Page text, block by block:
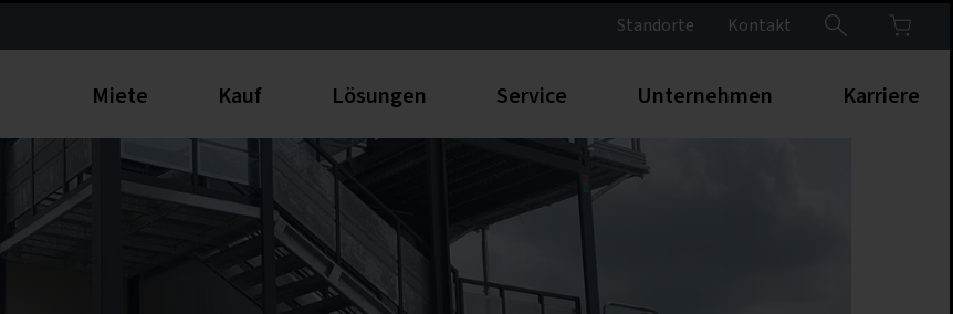
Standorte Kontakt
Miete Kauf Lösungen Service Unternehmen Karriere